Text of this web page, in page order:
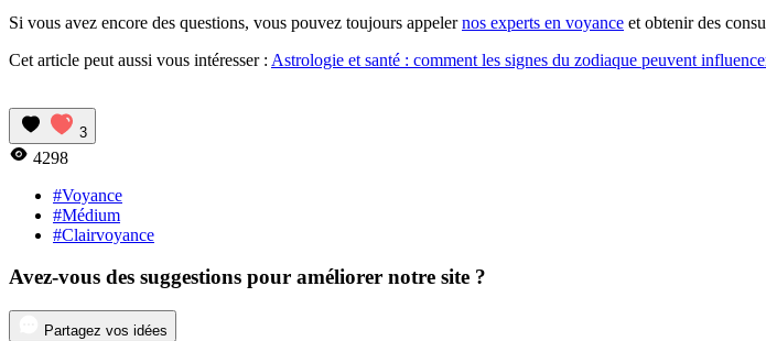
Si vous avez encore des questions, vous pouvez toujours appelernos experts en voyance et obtenir des
Cet article peut aussi vous intéresser : Astrologie et santé : comment les signes du zodiaque peuvent
3
4298
#Voyance
#Médium
#Clairvoyance
Avez-vous des suggestions pour améliorer notre site ?
Partagez vos idées